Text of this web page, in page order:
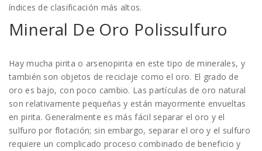
índices de clasificación más altos.
Mineral De Oro Polissulfuro
Hay mucha pirita o arsenopirita en este tipo de minerales, y
también son objetos de reciclaje como el oro. El grado de
oro es bajo, con poco cambio. Las partículas de oro natural
son relativamente pequeñas y están mayormente envueltas
en pirita. Generalmente es más fácil separar el oro y el
sulfuro por flotación; sin embargo, separar el oro y el sulfuro
requiere un complicado proceso combinado de beneficio y